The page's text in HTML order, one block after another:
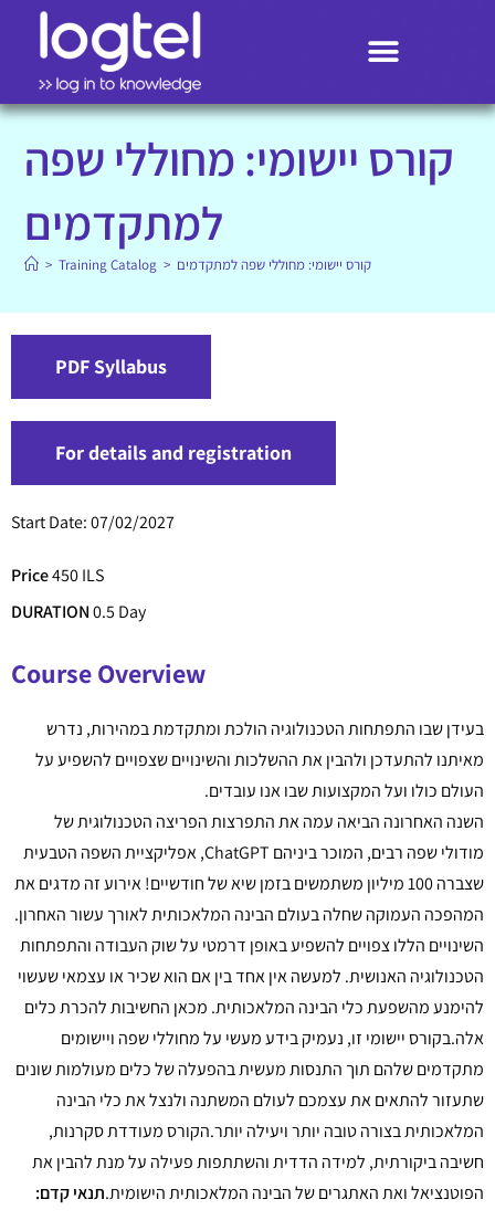
קורס יישומי: מחוללי שפה
למתקדמים
> Training Catalog > קורס יישומי: מחוללי שפה למתקדמים
PDF Syllabus
For details and registration
Start Date: 07/02/2027
Price450 ILS
DURATION0.5 Day
Course Overview
בעידן שבו התפתחות הטכנולוגיה הולכת ומתקדמת במהירות, נדרש
מאיתנו להתעדכן ולהבין את ההשלכות והשינויים שצפויים להשפיע על
העולם כולו ועל המקצועות שבו אנו עובדים.
השנה האחרונה הביאה עמה את התפרצות הפריצה הטכנולוגית של
מודולי שפה רבים, המוכר ביניהם ChatGPT, אפליקציית השפה הטבעית
שצברה 100 מיליון משתמשים בזמן שיא של חודשיים! אירוע זה מדגים את
המהפכה העמוקה שחלה בעולם הבינה המלאכותית לאורך עשור האחרון.
השינויים הללו צפויים להשפיע באופן דרמטי על שוק העבודה והתפתחות
הטכנולוגיה האנושית. למעשה אין אחד בין אם הוא שכיר או עצמאי שעשוי
להימנע מהשפעת כלי הבינה המלאכותית. מכאן החשיבות להכרת כלים
אלה.בקורס יישומי זו, נעמיק בידע מעשי על מחוללי שפה ויישומים
מתקדמים שלהם תוך התנסות מעשית בהפעלה של כלים מעולמות שונים
שתעזור להתאים את עצמכם לעולם המשתנה ולנצל את כלי הבינה
המלאכותית בצורה טובה יותר ויעילה יותר.הקורס מעודדת סקרנות,
חשיבה ביקורתית, למידה הדדית והשתתפות פעילה על מנת להבין את
הפוטנציאל ואת האתגרים של הבינה המלאכותית הישומית.תנאי קדם: